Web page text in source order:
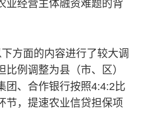
业经营主体融资难题的背
方面的内容进行了较大调
例调整为县（市、区）
团、合作银行按照4:4:2比
节，提速农业信贷担保项